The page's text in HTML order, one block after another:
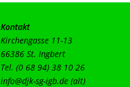
Kontakt
Kirchengasse 11-13
66386 St. Ingbert
info@djk-sg-igb.de